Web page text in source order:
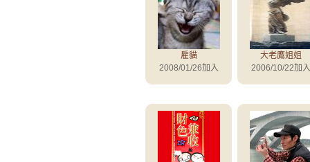
雇貓
2008/01/26加入
大老鷹姐姐
2006/10/22加入